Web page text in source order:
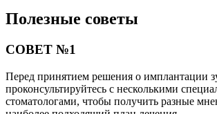
Полезные советы
СОВЕТ №1
Перед принятием решения о имплантации
проконсультируйтесь с несколькими
стоматологами, чтобы получить разные